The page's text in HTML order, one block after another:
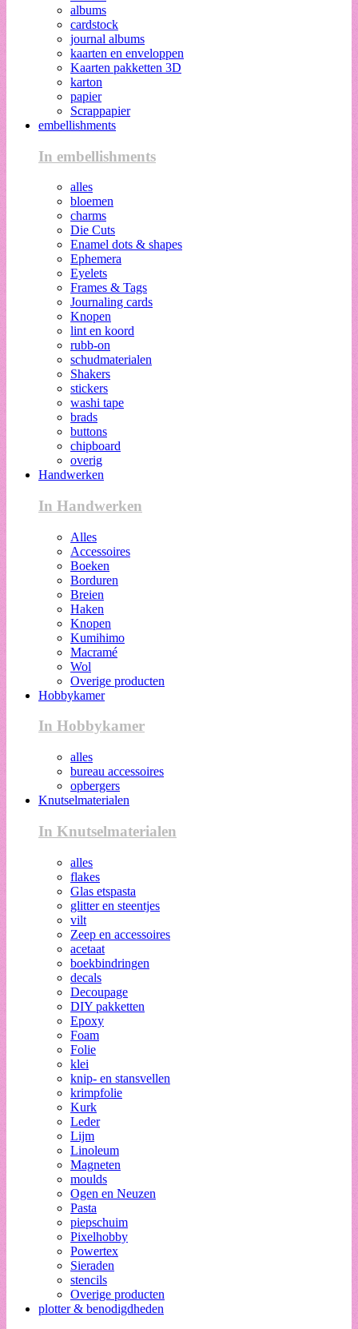
albums
cardstock
journal albums
kaarten en enveloppen
Kaarten pakketten 3D
karton
papier
Scrappapier
embellishments
In embellishments
alles
bloemen
charms
Die Cuts
Enamel dots & shapes
Ephemera
Eyelets
Frames & Tags
Journaling cards
Knopen
lint en koord
rubb-on
schudmaterialen
Shakers
stickers
washi tape
brads
buttons
chipboard
overig
Handwerken
In Handwerken
Alles
Accessoires
Boeken
Borduren
Breien
Haken
Knopen
Kumihimo
Macramé
Wol
Overige producten
Hobbykamer
In Hobbykamer
alles
bureau accessoires
opbergers
Knutselmaterialen
In Knutselmaterialen
alles
flakes
Glas etspasta
glitter en steentjes
vilt
Zeep en accessoires
acetaat
boekbindringen
decals
Decoupage
DIY pakketten
Epoxy
Foam
Folie
klei
knip- en stansvellen
krimpfolie
Kurk
Leder
Lijm
Linoleum
Magneten
moulds
Ogen en Neuzen
Pasta
piepschuim
Pixelhobby
Powertex
Sieraden
stencils
Overige producten
plotter & benodigdheden